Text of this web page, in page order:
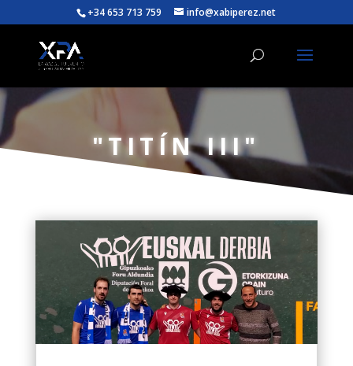
+34 653 713 759 info@xabiperez.net
"TITÍN III"